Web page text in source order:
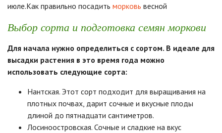
июле.Как правильно посадить морковь весной
Выбор сорта и подготовка семян моркови
Для начала нужно определиться с сортом. В идеале для
высадки растения в это время года можно
использовать следующие сорта:
Нантская. Этот сорт подходит для выращивания на
плотных почвах, дарит сочные и вкусные плоды
длиной до пятнадцати сантиметров.
Лосиноостровская. Сочные и сладкие на вкус